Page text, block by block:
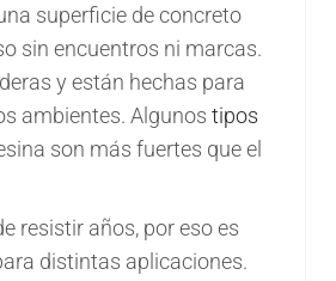
superficie de concreto
sin encuentros ni marcas.
y están hechas para
ambientes. Algunos tipos
son más fuertes que el
resistir años, por eso es
distintas aplicaciones.